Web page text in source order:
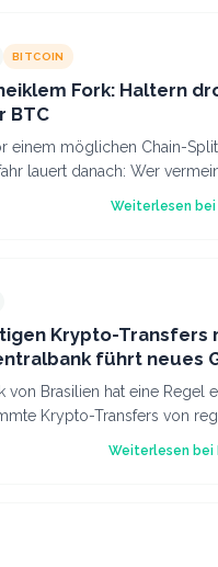
BITCOIN
Fork: Haltern
BTC
einem möglichen Chain-
lauert danach: Wer
Weiterlesen bei
Krypto-Transfers
führt neues
von Brasilien hat eine Regel
Krypto-Transfers von
Weiterlesen bei